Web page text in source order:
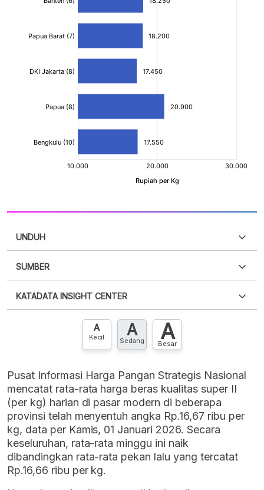
UNDUH
XLS
SUMBER
punya akun?Silakan Daftar sekarang
KATADATA INSIGHT CENTER
Hubungi sekarang »
A
Kecil A
Sedang A
Besar
Pusat Informasi Harga Pangan Strategis Nasional
mencatat rata-rata harga beras kualitas super II
(per kg) harian di pasar modern di beberapa
provinsi telah menyentuh angka Rp.16,67 ribu per
kg, data per Kamis, 01 Januari 2026. Secara
keseluruhan, rata-rata minggu ini naik
dibandingkan rata-rata pekan lalu yang tercatat
Rp.16,66 ribu per kg.